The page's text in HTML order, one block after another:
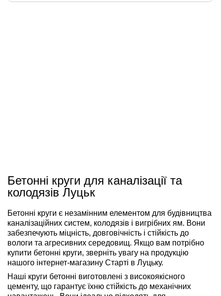
Бетонні круги для каналізації та
колодязів Луцьк
Бетонні круги є незамінним елементом для будівництва
каналізаційних систем, колодязів і вигрібних ям. Вони
забезпечують міцність, довговічність і стійкість до
вологи та агресивних середовищ. Якщо вам потрібно
купити бетонні круги, зверніть увагу на продукцію
нашого інтернет-магазину Старті в Луцьку.
Наші круги бетонні виготовлені з високоякісного
цементу, що гарантує їхню стійкість до механічних